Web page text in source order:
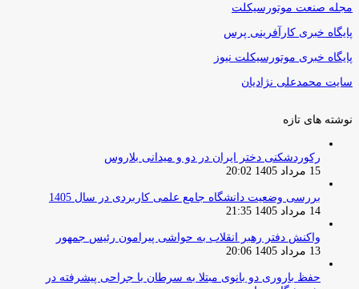
مجله صنعت موتورسیکلت
پایگاه خبری کارآفرینی پرس
پایگاه خبری موتورسیکلت نیوز
سایت محمدعلی نژادیان
نوشته های تازه
رکوردشکنی دختر ایران در دو و میدانی بلاروس
15 مرداد 1405 20:02
بررسی وضعیت دانشگاه جامع علمی کاربردی در سال 1405
14 مرداد 1405 21:35
واکنش دفتر رهبر انقلاب به حواشی پیرامون رئیس جمهور
13 مرداد 1405 20:06
حفظ باروری دو بانوی مبتلا به سرطان با جراحی پیشرفته در